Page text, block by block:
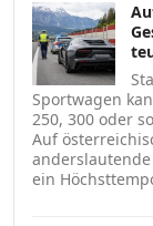
Sportwagen
250, 300 oder
Auf
ein